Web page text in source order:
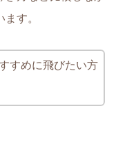
す。
すめに飛びたい方